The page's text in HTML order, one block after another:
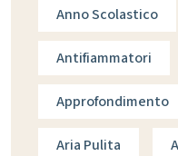
Anno Scolastico
Antifiammatori
Approfondimento
Aria Pulita